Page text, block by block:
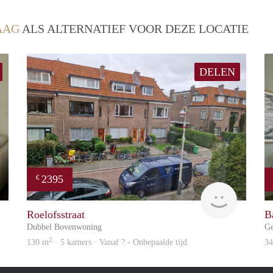
ALS ALTERNATIEF VOOR DEZE LOCATIE
Real Estate
DELEN
€ 2395
Wonen
Roelofsstraat
Dubbel Bovenwoning
130 m2 · 5 kamers · Vanaf ? - Onbepaalde tijd